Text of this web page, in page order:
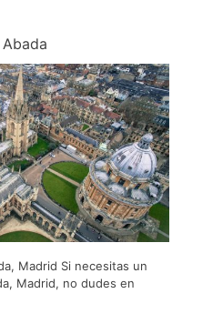
Madrid Si necesitas un
Madrid, no dudes en